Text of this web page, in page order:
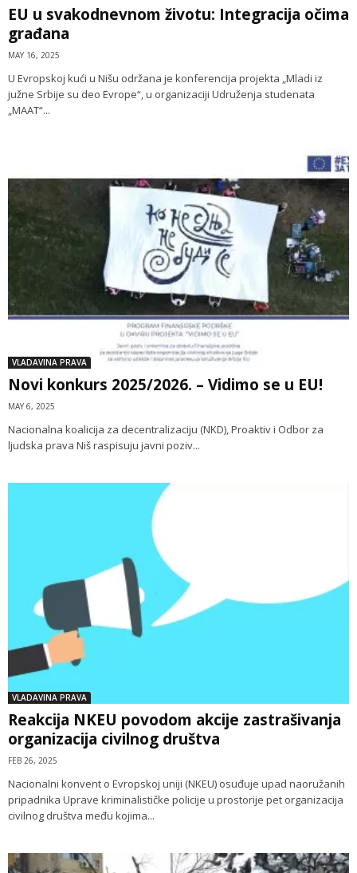
EU u svakodnevnom životu: Integracija očima
građana
MAY 16, 2025
U Evropskoj kući u Nišu održana je konferencija projekta „Mladi iz
južne Srbije su deo Evrope“, u organizaciji Udruženja studenata
„MAAT“...
VLADAVINA PRAVA
Novi konkurs 2025/2026. – Vidimo se u EU!
MAY 6, 2025
Nacionalna koalicija za decentralizaciju (NKD), Proaktiv i Odbor za
ljudska prava Niš raspisuju javni poziv...
VLADAVINA PRAVA
Reakcija NKEU povodom akcije zastrašivanja
organizacija civilnog društva
FEB 26, 2025
Nacionalni konvent o Evropskoj uniji (NKEU) osuđuje upad naoružanih
pripadnika Uprave kriminalističke policije u prostorije pet organizacija
civilnog društva među kojima...